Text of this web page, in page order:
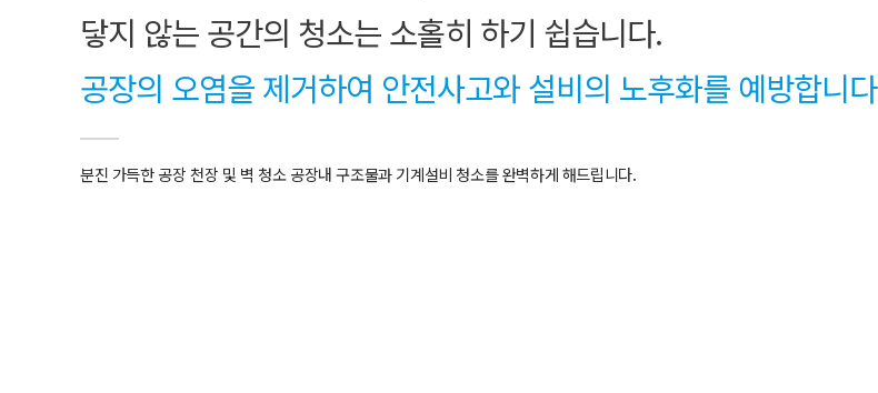
닿지 않는 공간의 청소는 소홀히 하기 쉽습니다.
공장의 오염을 제거하여 안전사고와 설비의 노후화를 예방합니다
분진 가득한 공장 천장 및 벽 청소 공장내 구조물과 기계설비 청소를 완벽하게 해드립니다.